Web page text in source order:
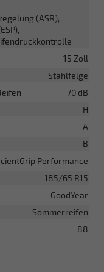
(ASR),
15 Zoll
Stahlfelge
70 dB
H
A
B
Performance
185/65 R15
GoodYear
Sommerreifen
88